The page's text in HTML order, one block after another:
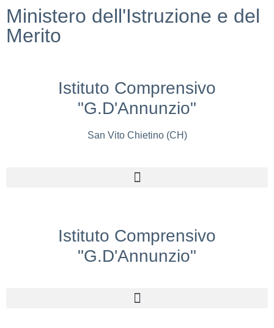
Ministero dell'Istruzione e del
Merito
Istituto Comprensivo
"G.D'Annunzio"
San Vito Chietino (CH)
Istituto Comprensivo
"G.D'Annunzio"